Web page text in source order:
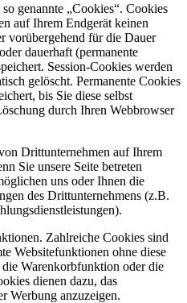
genannte „Cookies“. Cookies
auf Ihrem Endgerät keinen
vorübergehend für die Dauer
dauerhaft (permanente
Session-Cookies werden
gelöscht. Permanente Cookies
bis Sie diese selbst
durch Ihren Webbrowser
Drittunternehmen auf Ihrem
Sie unsere Seite betreten
uns oder Ihnen die
des Drittunternehmens (z.B.
Zahlreiche Cookies sind
Websitefunktionen ohne diese
Warenkorbfunktion oder die
dienen dazu, das
Werbung anzuzeigen.